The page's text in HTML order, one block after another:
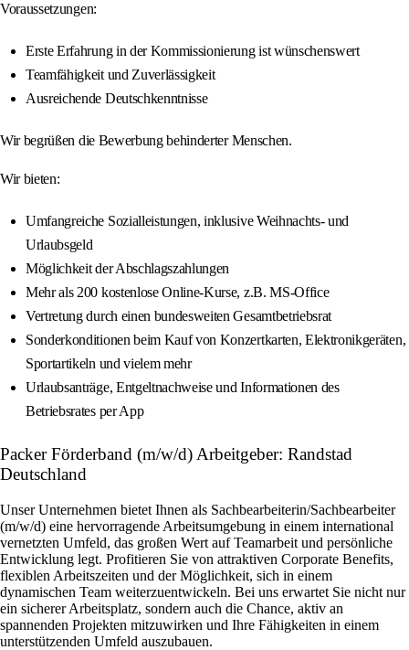
Voraussetzungen:
Erste Erfahrung in der Kommissionierung ist wünschenswert
Teamfähigkeit und Zuverlässigkeit
Ausreichende Deutschkenntnisse
Wir begrüßen die Bewerbung behinderter Menschen.
Wir bieten:
Umfangreiche Sozialleistungen, inklusive Weihnachts- und
Urlaubsgeld
Möglichkeit der Abschlagszahlungen
Mehr als 200 kostenlose Online-Kurse, z.B. MS-Office
Vertretung durch einen bundesweiten Gesamtbetriebsrat
Sonderkonditionen beim Kauf von Konzertkarten, Elektronikgeräten,
Sportartikeln und vielem mehr
Urlaubsanträge, Entgeltnachweise und Informationen des
Betriebsrates per App
Packer Förderband (m/w/d) Arbeitgeber: Randstad
Deutschland
Unser Unternehmen bietet Ihnen als Sachbearbeiterin/Sachbearbeiter
(m/w/d) eine hervorragende Arbeitsumgebung in einem international
vernetzten Umfeld, das großen Wert auf Teamarbeit und persönliche
Entwicklung legt. Profitieren Sie von attraktiven Corporate Benefits,
flexiblen Arbeitszeiten und der Möglichkeit, sich in einem
dynamischen Team weiterzuentwickeln. Bei uns erwartet Sie nicht nur
ein sicherer Arbeitsplatz, sondern auch die Chance, aktiv an
spannenden Projekten mitzuwirken und Ihre Fähigkeiten in einem
unterstützenden Umfeld auszubauen.